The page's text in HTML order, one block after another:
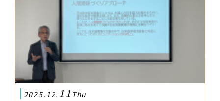
2025.12. 11 Thu